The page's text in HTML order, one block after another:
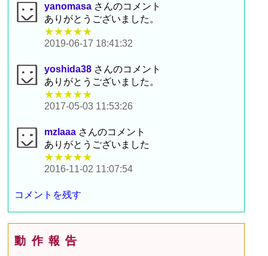
yanomasa さんのコメント
ありがとうございました。
★★★★★
2019-06-17 18:41:32
yoshida38 さんのコメント
ありがとうございました。
★★★★★
2017-05-03 11:53:26
mzlaaa さんのコメント
ありがとうございました
★★★★★
2016-11-02 11:07:54
コメントを残す
動作報告